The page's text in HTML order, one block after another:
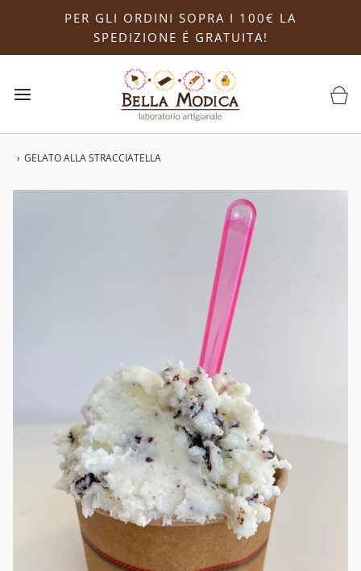
PER GLI ORDINI SOPRA I 100€ LA
SPEDIZIONE É GRATUITA!
› GELATO ALLA STRACCIATELLA